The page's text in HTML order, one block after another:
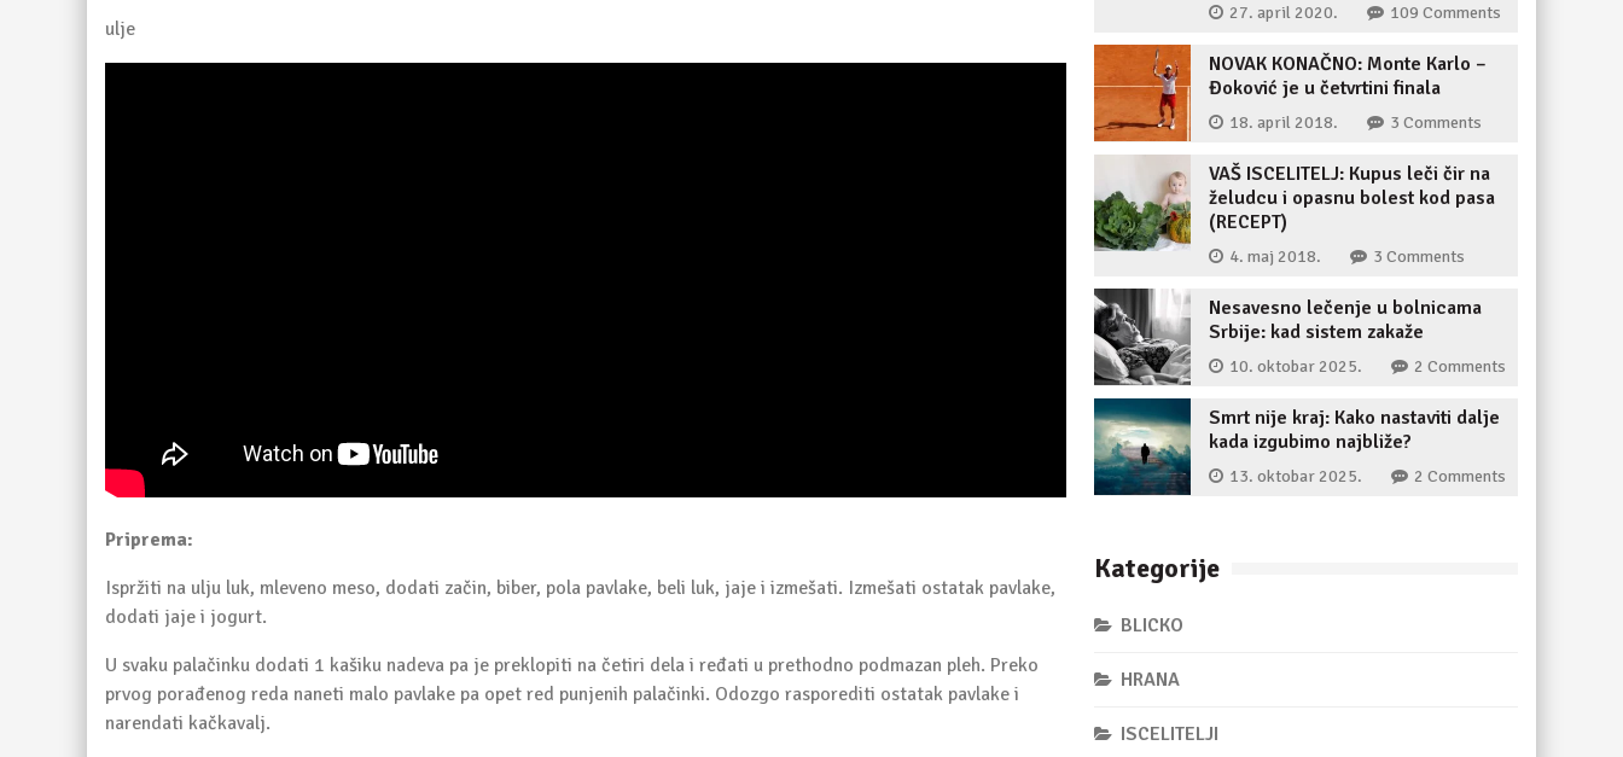
ulje
Priprema:
Ispržiti na ulju luk, mleveno meso, dodati začin, biber, pola pavlake, beli luk, jaje i izmešati. Izmešati ostatak pavlake,
dodati jaje i jogurt.
U svaku palačinku dodati 1 kašiku nadeva pa je preklopiti na četiri dela i ređati u prethodno podmazan pleh. Preko
prvog porađenog reda naneti malo pavlake pa opet red punjenih palačinki. Odozgo rasporediti ostatak pavlake i
narendati kačkavalj.
27. april 2020. 109 Comments
NOVAK KONAČNO: Monte Karlo –
Đoković je u četvrtini finala
18. april 2018. 3 Comments
VAŠ ISCELITELJ: Kupus leči čir na
želudcu i opasnu bolest kod pasa
(RECEPT)
4. maj 2018. 3 Comments
Nesavesno lečenje u bolnicama
Srbije: kad sistem zakaže
10. oktobar 2025. 2 Comments
Smrt nije kraj: Kako nastaviti dalje
kada izgubimo najbliže?
13. oktobar 2025. 2 Comments
Kategorije
BLICKO
HRANA
ISCELITELJI